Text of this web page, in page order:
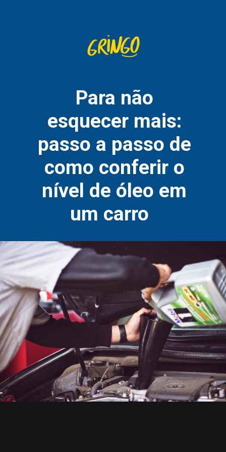
Para não
esquecer mais:
passo a passo de
como conferir o
nível de óleo em
um carro